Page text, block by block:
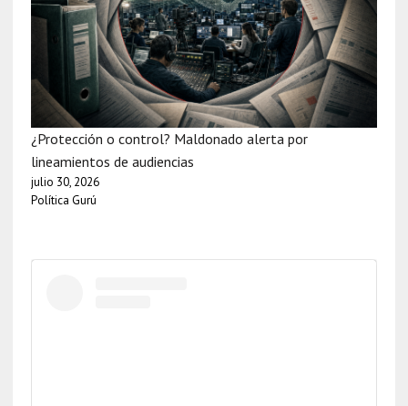
¿Protección o control? Maldonado alerta por
lineamientos de audiencias
julio 30, 2026
Política Gurú